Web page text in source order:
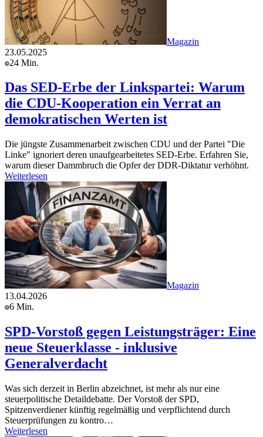
Magazin
23.05.2025
24 Min.
Das SED-Erbe der Linkspartei: Warum
die CDU-Kooperation ein Verrat an
demokratischen Werten ist
Die jüngste Zusammenarbeit zwischen CDU und der Partei "Die
Linke" ignoriert deren unaufgearbeitetes SED-Erbe. Erfahren Sie,
warum dieser Dammbruch die Opfer der DDR-Diktatur verhöhnt.
Weiterlesen
Magazin
13.04.2026
6 Min.
SPD-Vorstoß gegen Leistungsträger: Eine
neue Steuerklasse - inklusive
Generalverdacht
Was sich derzeit in Berlin abzeichnet, ist mehr als nur eine
steuerpolitische Detaildebatte. Der Vorstoß der SPD,
Spitzenverdiener künftig regelmäßig und verpflichtend durch
Steuerprüfungen zu kontro…
Weiterlesen